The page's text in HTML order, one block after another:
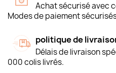
Achat sécurisé avec
Modes de paiement
politique de
Délais de livraison
000 colis livrés.